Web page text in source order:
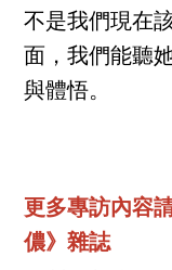
不是我們現在
面，我們能聽
與體悟。
更多專訪內容
儂》雜誌